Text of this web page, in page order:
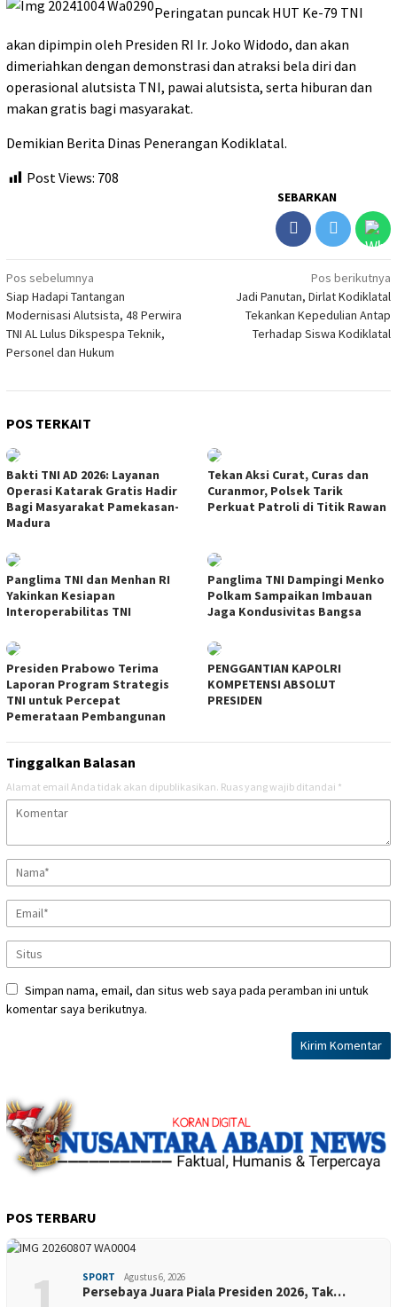
Peringatan puncak HUT Ke-79 TNI
akan dipimpin oleh Presiden RI Ir. Joko Widodo, dan akan
dimeriahkan dengan demonstrasi dan atraksi bela diri dan
operasional alutsista TNI, pawai alutsista, serta hiburan dan
makan gratis bagi masyarakat.
Demikian Berita Dinas Penerangan Kodiklatal.
Post Views: 708
SEBARKAN
Navigasi
pos
Pos sebelumnya
Siap Hadapi Tantangan
Modernisasi Alutsista, 48 Perwira
TNI AL Lulus Dikspespa Teknik,
Personel dan Hukum
Pos berikutnya
Jadi Panutan, Dirlat Kodiklatal
Tekankan Kepedulian Antap
Terhadap Siswa Kodiklatal
POS TERKAIT
Bakti TNI AD 2026: Layanan
Operasi Katarak Gratis Hadir
Bagi Masyarakat Pamekasan-
Madura
Tekan Aksi Curat, Curas dan
Curanmor, Polsek Tarik
Perkuat Patroli di Titik Rawan
Panglima TNI dan Menhan RI
Yakinkan Kesiapan
Interoperabilitas TNI
Panglima TNI Dampingi Menko
Polkam Sampaikan Imbauan
Jaga Kondusivitas Bangsa
Presiden Prabowo Terima
Laporan Program Strategis
TNI untuk Percepat
Pemerataan Pembangunan
PENGGANTIAN KAPOLRI
KOMPETENSI ABSOLUT
PRESIDEN
Tinggalkan Balasan
Alamat email Anda tidak akan dipublikasikan. Ruas yang wajib ditandai *
Simpan nama, email, dan situs web saya pada peramban ini untuk
komentar saya berikutnya.
POS TERBARU
SPORT Agustus 6, 2026
Persebaya Juara Piala Presiden 2026, Tak…